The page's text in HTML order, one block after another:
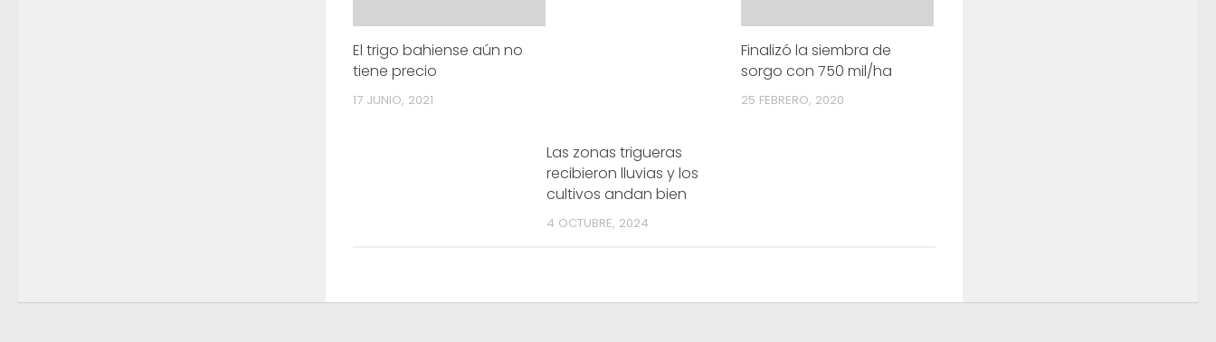
El trigo bahiense aún no
tiene precio
17 JUNIO, 2021
Las zonas trigueras
recibieron lluvias y los
cultivos andan bien
4 OCTUBRE, 2024
Finalizó la siembra de
sorgo con 750 mil/ha
25 FEBRERO, 2020